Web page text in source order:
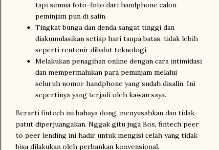
tapi semua foto-foto dari handphone calon
peminjam pun di salin.
Tingkat bunga dan denda sangat tinggi dan
diakumulasikan setiap hari tanpa batas, tidak lebih
seperti rentenir dibalut teknologi.
Melakukan penagihan online dengan cara intimidasi
dan mempermalukan para peminjam melalui
seluruh nomor handphone yang sudah disalin. Ini
sepertinya yang terjadi oleh kawan saya.
Berarti fintech ini bahaya dong, menyusahkan dan tidak
patut diperjuangakan. Nggak gitu juga Bos, fintech peer
to peer lending ini hadir untuk mengisi celah yang tidak
bisa dilakukan oleh perbankan konvensional.